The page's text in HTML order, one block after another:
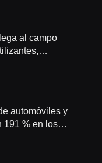
al campo
automóviles y
191 % en los
de 2026